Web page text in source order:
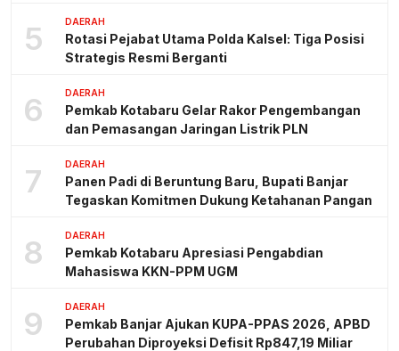
5 DAERAH
Rotasi Pejabat Utama Polda Kalsel: Tiga Posisi
Strategis Resmi Berganti
6 DAERAH
Pemkab Kotabaru Gelar Rakor Pengembangan
dan Pemasangan Jaringan Listrik PLN
7 DAERAH
Panen Padi di Beruntung Baru, Bupati Banjar
Tegaskan Komitmen Dukung Ketahanan Pangan
8 DAERAH
Pemkab Kotabaru Apresiasi Pengabdian
Mahasiswa KKN-PPM UGM
9 DAERAH
Pemkab Banjar Ajukan KUPA-PPAS 2026, APBD
Perubahan Diproyeksi Defisit Rp847,19 Miliar